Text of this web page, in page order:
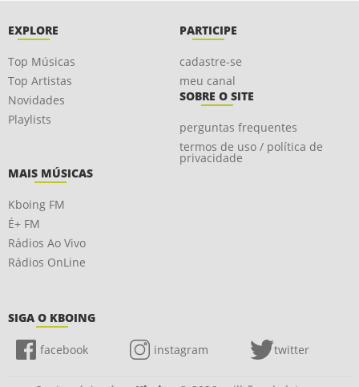
EXPLORE
Top Músicas
Top Artistas
Novidades
Playlists
PARTICIPE
cadastre-se
meu canal
SOBRE O SITE
perguntas frequentes
termos de uso / política de
privacidade
MAIS MÚSICAS
Kboing FM
É+ FM
Rádios Ao Vivo
Rádios OnLine
SIGA O KBOING
facebook instagram twitter